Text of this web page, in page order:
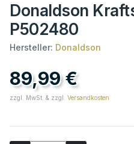
Donaldson
P502480
Hersteller: Donaldson
89,99 €
zzgl. MwSt. & zzgl. Versandkosten